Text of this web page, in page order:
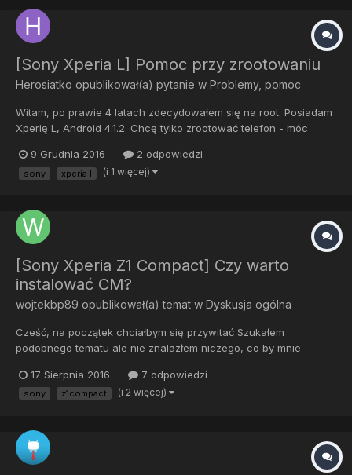
https://drive.google.com/file/d/0Bwfkh9Wew36kem9wdDQ1enJk
Umc/edit BUGI:...
[Sony Xperia L] Pomoc przy zrootowaniu
Herosiatko opublikował(a) pytanie w Problemy, pomoc
Witam, po prawie 4 latach zdecydowałem się na root. Posiadam
Xperię L, Android 4.1.2. Chcę tylko zrootować telefon - móc
wgrywać innego softu (CyanogenMod)! No więc, nie wiem czy
to jest przydatne ale sprawdziłem i jest t...
9 Grudnia 2016 2 odpowiedzi
sony xperia l (i 1 więcej)
[Sony Xperia Z1 Compact] Czy warto
instalować CM?
wojtekbp89 opublikował(a) temat w Dyskusja ogólna
Cześć, na początek chciałbym się przywitać Szukałem
podobnego tematu ale nie znalazłem niczego, co by mnie
instalować CM na Xperii Z1 Compact. Otóż telefon ma już ponad
2 lata. Nie narzekam na jego "zamulanie". Brakuje mi...
17 Sierpnia 2016 7 odpowiedzi
sony z1compact (i 2 więcej)